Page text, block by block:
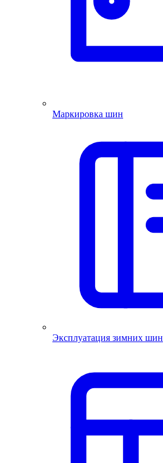
Маркировка шин
Эксплуатация зимних шин